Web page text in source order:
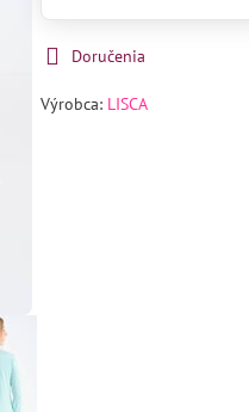
Doručenia
Výrobca: LISCA